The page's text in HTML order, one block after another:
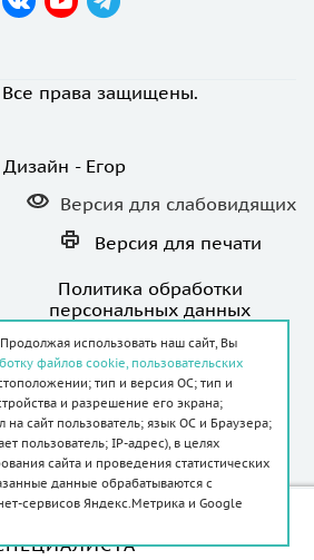
права защищены.
Дизайн - Егор
Версия для слабовидящих
Версия для печати
Политика обработки
персональных данных
сайта -
КОНСУЛЬТАЦИЯ
использовать наш сайт, Вы
файлов cookie, пользовательских
тип и версия ОС; тип и
и разрешение его экрана;
на сайт пользователь; язык ОС и Браузера;
пользователь; IP-адрес), в целях
сайта и проведения статистических
данные обрабатываются с
сервисов Яндекс.Метрика и Google